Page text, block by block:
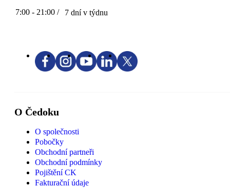
7:00 - 21:00 / 7 dní v týdnu
O Čedoku
O společnosti
Pobočky
Obchodní partneři
Obchodní podmínky
Pojištění CK
Fakturační údaje